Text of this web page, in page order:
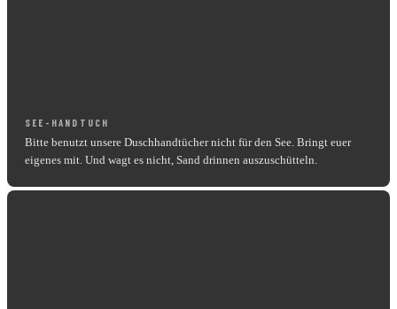
SEE-HANDTUCH
Bitte benutzt unsere Duschhandtücher nicht für den See. Bringt euer
eigenes mit. Und wagt es nicht, Sand drinnen auszuschütteln.